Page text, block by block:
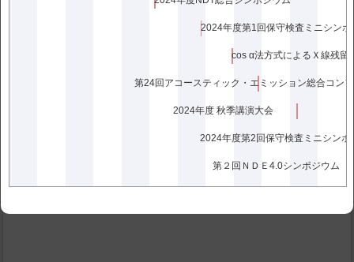
2024年度第1回保守検査ミニシンポ
cos α法方式によるＸ線残留
第24回アコースティック・エミッション総合コン
2024年度 秋季講演大会
2024年度第2回保守検査ミニシンポ
第２回ＮＤＥ4.0シンポジウム
最近，材料や製品の表面に白色塗料を塗布する程度で，それら
の変位やひずみが自動計測できるESPI（Electronic Speckle
Pattern Interferometry）を利用した装置が開発され市販されてい
る。ESPIは通常，「電子（式）スペックル干渉法」と呼ばれてい
ESPI装置は，物体に照射したレーザによって生じるスペックルの
干渉を利用して変位・ひずみを求めるた め，測定対象物とESPI
センサー部をできるだけ振動させないか，振動がある場合には，
両者が同期振動するようにするなどの工夫が必要であるが，取り
本稿では，ESPIの原理を説明し，著者が市販のESPI装置を利用
して変形（ひずみ）を測定した例を紹介する。